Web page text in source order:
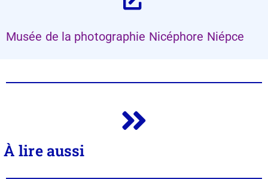
Musée de la photographie Nicéphore Niépce
À lire aussi